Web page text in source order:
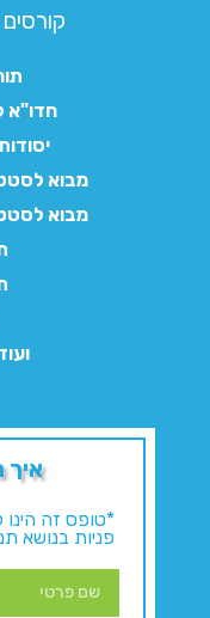
חדו"א
יסודות
מבוא
מבוא
איך
*טופס זה
פניות בנושא